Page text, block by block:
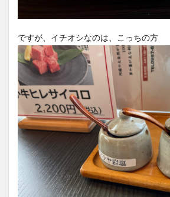
ですが、イチオシなのは、こっちの方